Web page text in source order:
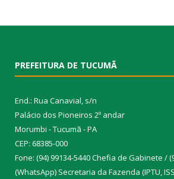
PREFEITURA DE TUCUMÃ
End.: Rua Canavial, s/n
Palácio dos Pioneiros 2º andar
Morumbi - Tucumã - PA
CEP: 68385-000
Fone: (94) 99134-5440 Chefia de Gabinete /
(WhatsApp) Secretaria da Fazenda (IPTU,